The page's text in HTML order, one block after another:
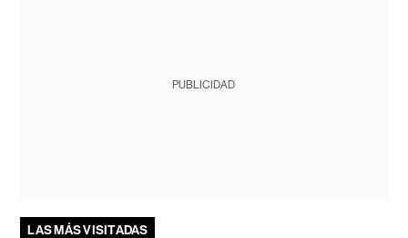
PUBLICIDAD
LAS MÁS VISITADAS